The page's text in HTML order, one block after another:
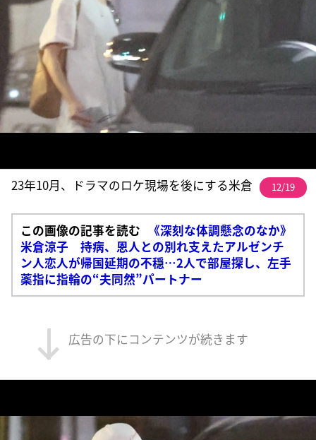
23年10月、ドラマのロケ現場を後にする米倉 12/19
この画像の記事を読む
《深刻な体調懸念のなか》
米倉涼子 持病、恩人との別れ支えたアルゼンチ
ン人恋人が帰国延期の不穏…2人で部屋探し、左手
薬指に指輪の“夫同然”パートナー
広告の下にコンテンツが続きます